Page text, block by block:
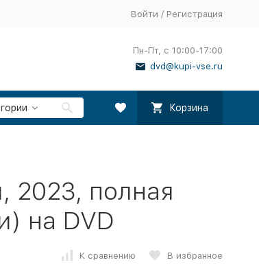
Войти / Регистрация
Пн-Пт, с 10:00-17:00
dvd@kupi-vse.ru
Корзина
2023, полная
на DVD
К сравнению В избранное